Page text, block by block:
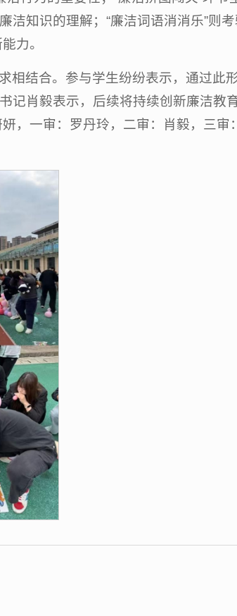
知识的理解；“廉洁词语消消乐”则
力。
相结合。参与学生纷纷表示，通过此
肖毅表示，后续将持续创新廉洁教育
妍，一审：罗丹玲，二审：肖毅，三审